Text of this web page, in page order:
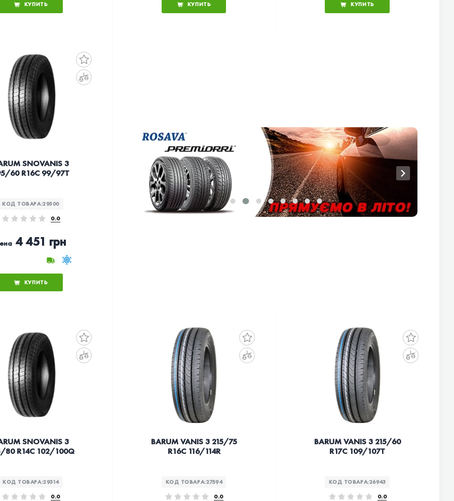
КУПИТЬ КУПИТЬ КУПИТЬ
SNOVANIS 3
60 R16C 99/97T
КОД ТОВАРА:29500
0.0
4 451 грн
КУПИТЬ
SNOVANIS 3
80 R14C 102/100Q
КОД ТОВАРА:29314
0.0
BARUM VANIS 3 215/75
R16C 116/114R
КОД ТОВАРА:27594
0.0
BARUM VANIS 3 215/60
R17C 109/107T
КОД ТОВАРА:26943
0.0